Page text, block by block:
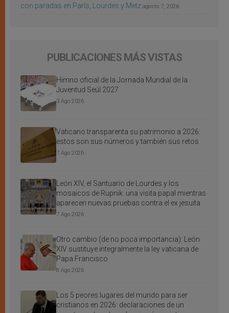
con paradas en París, Lourdes y Metz agosto 7, 2026
PUBLICACIONES MÁS VISTAS
Himno oficial de la Jornada Mundial de la
Juventud Seúl 2027
3 Ago 2026
Vaticano transparenta su patrimonio a 2026:
estos son sus números y también sus retos
7 Ago 2026
León XIV, el Santuario de Lourdes y los
mosaicos de Rupnik: una visita papal mientras
aparecen nuevas pruebas contra el ex jesuita
7 Ago 2026
Otro cambio (de no poca importancia): León
XIV sustituye integralmente la ley vaticana de
Papa Francisco
8 Ago 2026
Los 5 peores lugares del mundo para ser
cristianos en 2026: declaraciones de un